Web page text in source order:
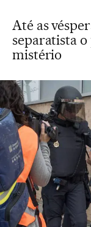
Até as
separatista
mistério